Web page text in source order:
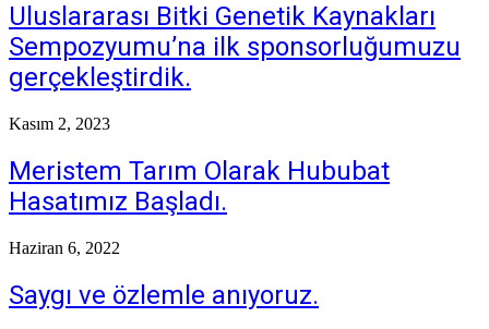
Uluslararası Bitki Genetik Kaynakları
Sempozyumu’na ilk sponsorluğumuzu
gerçekleştirdik.
Kasım 2, 2023
Meristem Tarım Olarak Hububat
Hasatımız Başladı.
Haziran 6, 2022
Saygı ve özlemle anıyoruz.